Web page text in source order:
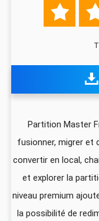


Partition Master
fusionner, migrer et
convertir en local,
et explorer la
niveau premium
la possibilité de